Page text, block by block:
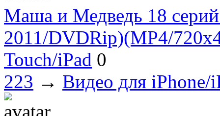
Маша и Медведь 18
2011/DVDRip)(MP4/
Touch/iPad 0
223 → Видео для iPhone/